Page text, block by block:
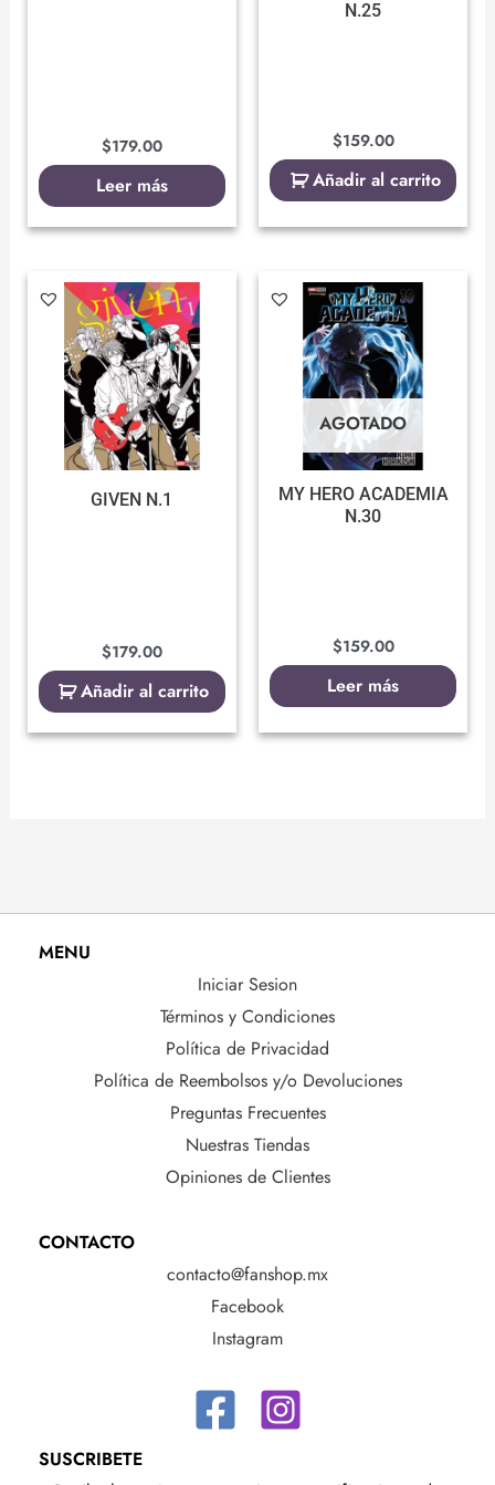
$179.00
Leer más
N.25
$159.00
Añadir al carrito
GIVEN N.1
$179.00
Añadir al carrito
AGOTADO
MY HERO ACADEMIA
N.30
$159.00
Leer más
MENU
Iniciar Sesion
Términos y Condiciones
Política de Privacidad
Política de Reembolsos y/o Devoluciones
Preguntas Frecuentes
Nuestras Tiendas
Opiniones de Clientes
CONTACTO
contacto@fanshop.mx
Facebook
Instagram
SUSCRIBETE